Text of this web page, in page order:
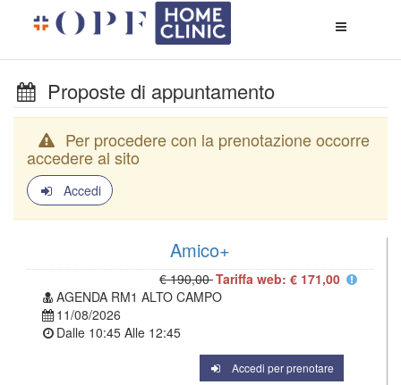
di
Proposte di appuntamento
Per procedere con la prenotazione occorre
accedere al sito
Accedi
Amico+
€ 190,00Tariffa web: € 171,00
AGENDA RM1 ALTO CAMPO
11/08/2026
Dalle 10:45 Alle 12:45
Accedi per prenotare